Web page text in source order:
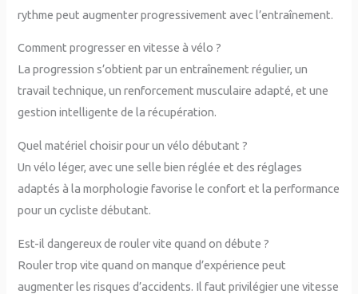
rythme peut augmenter progressivement avec l’entraînement.
Comment progresser en vitesse à vélo ?
La progression s’obtient par un entraînement régulier, un
travail technique, un renforcement musculaire adapté, et une
gestion intelligente de la récupération.
Quel matériel choisir pour un vélo débutant ?
Un vélo léger, avec une selle bien réglée et des réglages
adaptés à la morphologie favorise le confort et la performance
pour un cycliste débutant.
Est-il dangereux de rouler vite quand on débute ?
Rouler trop vite quand on manque d’expérience peut
augmenter les risques d’accidents. Il faut privilégier une vitesse